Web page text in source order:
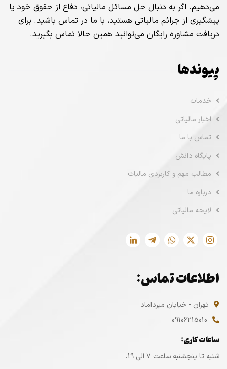
می‌دهیم. اگر به دنبال حل مسائل مالیاتی، دفاع از حقوق خود یا
پیشگیری از جرائم مالیاتی هستید، با ما در تماس باشید. برای
دریافت مشاوره رایگان می‌توانید همین حالا تماس بگیرید.
پیوندها
خدمات
اخبار مالیاتی
تماس با ما
پایگاه دانش
مطالب مهم و کاربردی مالیات
درباره ما
لایحه مالیاتی
اطلاعات تماس:
تهران - خیابان میرداماد
09106215010
ساعات کاری:
شنبه تا پنجشنبه ساعت ۷ الی 19،